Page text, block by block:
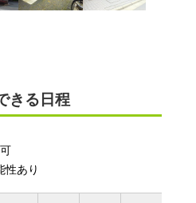
きる日程
性あり